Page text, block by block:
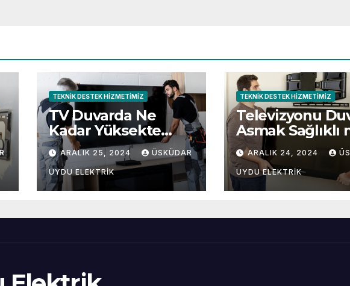
TEKNIK DESTEK HIZMETIMIZ
TV Duvarda Ne
Kadar Yüksekte
Olmalı?
ARALIK 25, 2024 ÜSKÜDAR
UYDU ELEKTRIK
TEKNIK DESTEK HIZMETIMIZ
Televizyonu
Asmak Sağlıklı
ARALIK 24, 2024
UYDU ELEKTRIK